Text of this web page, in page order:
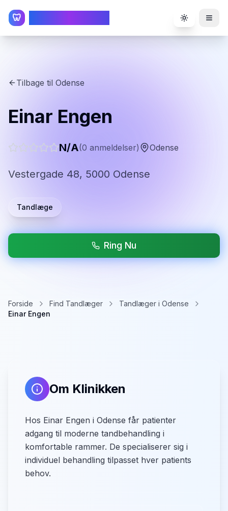
🦷 Toggle
Tilbage til Odense
Einar Engen
N/A(0 anmeldelser) Odense
Vestergade 48, 5000 Odense
Tandlæge
Ring Nu
Forside Find Tandlæger
Tandlæger i Odense
Einar Engen
Om Klinikken
Hos Einar Engen i Odense får patienter
adgang til moderne tandbehandling i
komfortable rammer. De specialiserer sig i
individuel behandling tilpasset hver patients
behov.